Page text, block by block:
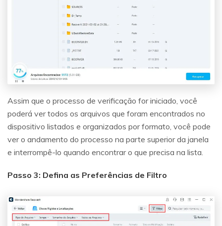
Reparo de fotos com IA
Repare suas fotos, melhore a qualidade e restaure
momentos preciosos com uma solução baseada em
Teste Online
Assim que o processo de verificação for iniciado, você
poderá ver todos os arquivos que foram encontrados no
dispositivo listados e organizados por formato, você pode
ver o andamento do processo na parte superior da janela
e interrompê-lo quando encontrar o que precisa na lista.
Passo 3: Defina as Preferências de Filtro